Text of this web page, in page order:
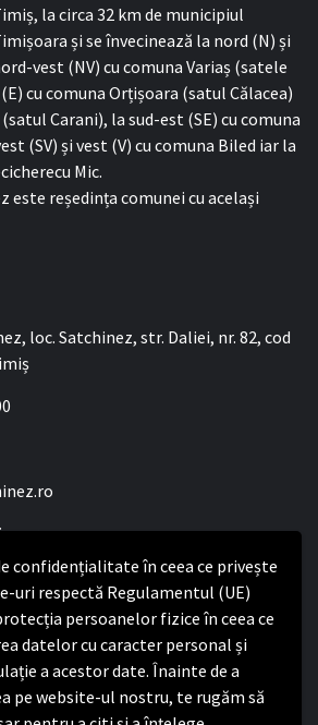
confidențialitate în ceea ce privește
uri respectă Regulamentul (UE)
persoanelor fizice în ceea ce
datelor cu caracter personal și
a acestor date. Înainte de a
pe website-ul nostru, te rugăm să
la circa 32 km de municipiul
și se învecinează la nord (N) și
vest (NV) cu comuna Variaș (satele
cu comuna Orțișoara (satul Călacea)
Carani), la sud-est (SE) cu comuna
(SV) și vest (V) cu comuna Biled iar la
Mic.
este reședința comunei cu același
loc. Satchinez, str. Daliei, nr. 82, cod
confidențialitate